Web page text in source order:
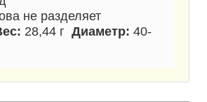
не разделяет
28,44 г Диаметр: 40-